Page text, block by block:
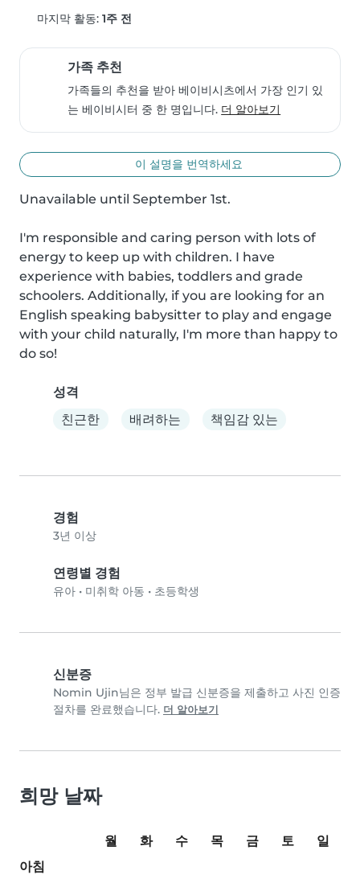
마지막 활동: 1주 전
가족 추천
가족들의 추천을 받아 베이비시츠에서 가장 인기 있
는 베이비시터 중 한 명입니다. 더 알아보기
이 설명을 번역하세요
Unavailable until September 1st.
I'm responsible and caring person with lots of
energy to keep up with children. I have
experience with babies, toddlers and grade
schoolers. Additionally, if you are looking for an
English speaking babysitter to play and engage
with your child naturally, I'm more than happy to
do so!
성격
친근한
배려하는 책임감 있는
경험
3년 이상
연령별 경험
유아 • 미취학 아동 • 초등학생
신분증
Nomin Ujin님은 정부 발급 신분증을 제출하고 사진 인증
절차를 완료했습니다. 더 알아보기
희망 날짜
월 화 수 목 금 토
일
아침